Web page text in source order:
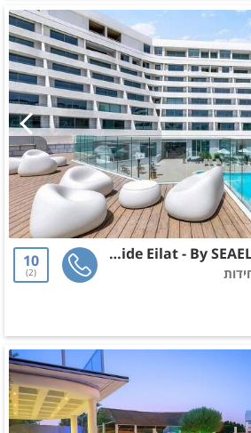
מתחם סיסייד אילת SeaSide Eilat - By SEAELO 10
2